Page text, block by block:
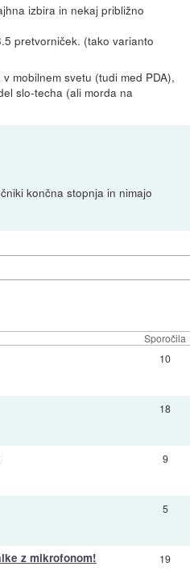
izbira in nekaj približno
pretvorniček. (tako varianto
mobilnem svetu (tudi med PDA),
slo-techa (ali morda na
končna stopnja in nimajo
Sporočila
10
18
9
5
z mikrofonom! 19